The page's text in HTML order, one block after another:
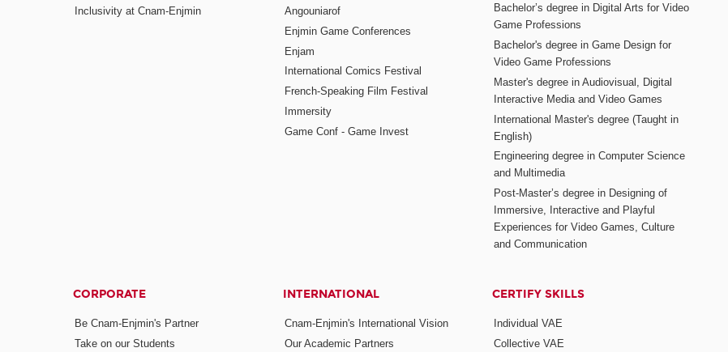
Inclusivity at Cnam-Enjmin
Angouniarof
Enjmin Game Conferences
Enjam
International Comics Festival
French-Speaking Film Festival
Immersity
Game Conf - Game Invest
Bachelor’s degree in Digital Arts for Video
Game Professions
Bachelor's degree in Game Design for
Video Game Professions
Master's degree in Audiovisual, Digital
Interactive Media and Video Games
International Master's degree (Taught in
English)
Engineering degree in Computer Science
and Multimedia
Post-Master’s degree in Designing of
Immersive, Interactive and Playful
Experiences for Video Games, Culture
and Communication
CORPORATE
Be Cnam-Enjmin's Partner
Take on our Students
INTERNATIONAL
Cnam-Enjmin's International Vision
Our Academic Partners
CERTIFY SKILLS
Individual VAE
Collective VAE